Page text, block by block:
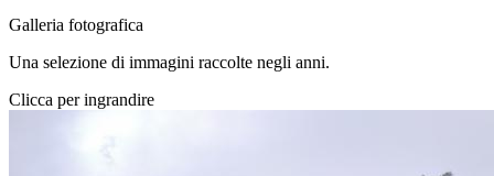
Galleria fotografica
Una selezione di immagini raccolte negli anni.
Clicca per ingrandire